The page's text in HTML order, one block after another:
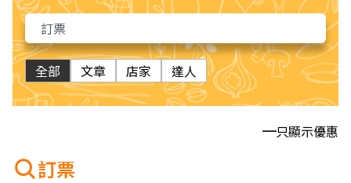
全部 文章 店家 達人
只顯示優惠
訂票